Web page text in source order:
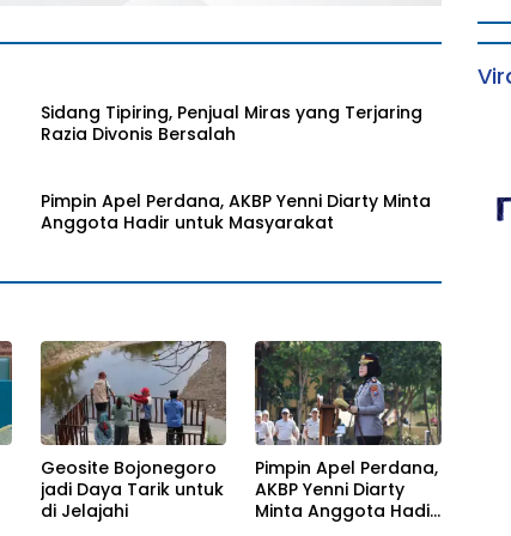
Sidang Tipiring, Penjual Miras yang Terjaring
Razia Divonis Bersalah
Pimpin Apel Perdana, AKBP Yenni Diarty Minta
Anggota Hadir untuk Masyarakat
Geosite Bojonegoro
jadi Daya Tarik untuk
di Jelajahi
Pimpin Apel Perdana,
AKBP Yenni Diarty
Minta Anggota Hadir